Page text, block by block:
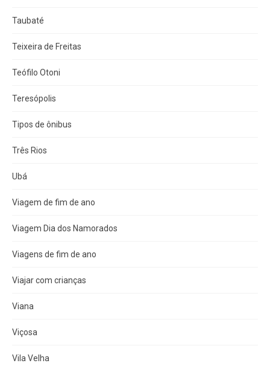
Taubaté
Teixeira de Freitas
Teófilo Otoni
Teresópolis
Tipos de ônibus
Três Rios
Ubá
Viagem de fim de ano
Viagem Dia dos Namorados
Viagens de fim de ano
Viajar com crianças
Viana
Viçosa
Vila Velha